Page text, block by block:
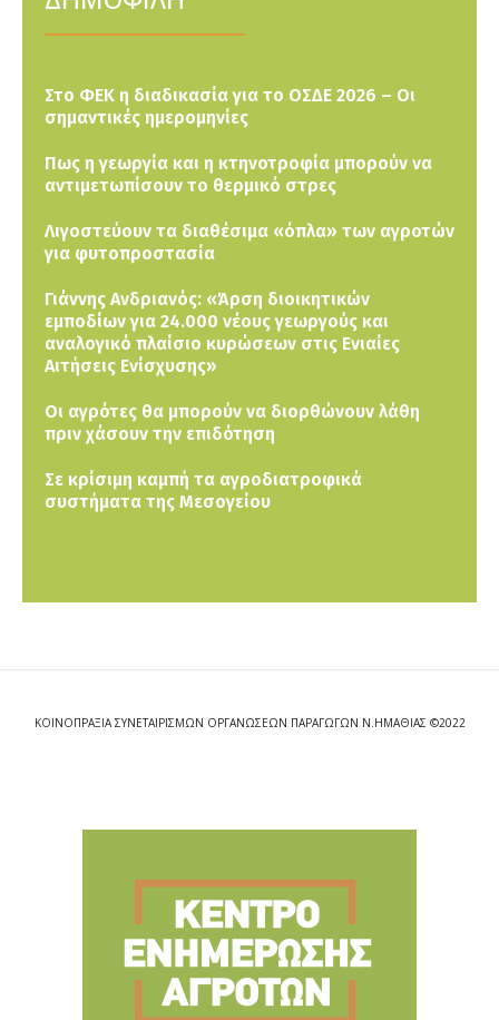
Στο ΦΕΚ η διαδικασία για το ΟΣΔΕ 2026 – Οι
σημαντικές ημερομηνίες
Πως η γεωργία και η κτηνοτροφία μπορούν να
αντιμετωπίσουν το θερμικό στρες
Λιγοστεύουν τα διαθέσιμα «όπλα» των αγροτών
για φυτοπροστασία
Γιάννης Ανδριανός: «Άρση διοικητικών
εμποδίων για 24.000 νέους γεωργούς και
αναλογικό πλαίσιο κυρώσεων στις Ενιαίες
Αιτήσεις Ενίσχυσης»
Οι αγρότες θα μπορούν να διορθώνουν λάθη
πριν χάσουν την επιδότηση
Σε κρίσιμη καμπή τα αγροδιατροφικά
συστήματα της Μεσογείου
ΚΟΙΝΟΠΡΑΞΙΑ ΣΥΝΕΤΑΙΡΙΣΜΩΝ ΟΡΓΑΝΩΣΕΩΝ ΠΑΡΑΓΩΓΩΝ Ν.ΗΜΑΘΙΑΣ ©2022